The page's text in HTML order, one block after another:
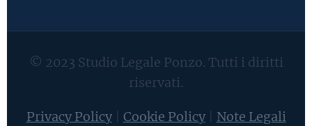
© 2023 Studio Legale Ponzo. Tutti i diritti
riservati.
Privacy Policy| Cookie Policy| Note Legali